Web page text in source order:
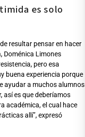
es solo
resultar pensar en hacer
Doménica Limones
pero esa
buena experiencia porque
ayudar a muchos alumnos
así es que deberíamos
académica, el cual hace
allí”, expresó